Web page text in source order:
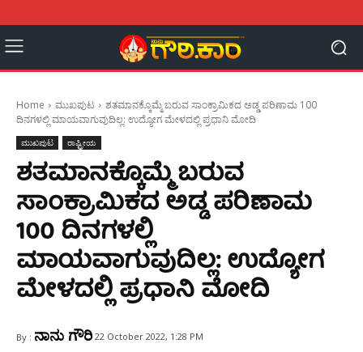
Home ಮುಖಪುಟ
ಶತಮಾನಕ್ಕೊಮ್ಮೆ ಬರುವ ಸಾಂಕ್ರಾಮಿಕದ ಅಡ್ಡ ಪರಿಣಾಮ 100
ದಿನಗಳಲ್ಲಿ ಮಾಯವಾಗುವುದಿಲ್ಲ: ಉದ್ಯೋಗ ಮೇಳದಲ್ಲಿ ಪ್ರಧಾನಿ ಮೋದಿ
ಮುಖಪುಟ ರಾಷ್ಟ್ರೀಯ
ಶತಮಾನಕ್ಕೊಮ್ಮೆ ಬರುವ
ಸಾಂಕ್ರಾಮಿಕದ ಅಡ್ಡ ಪರಿಣಾಮ
100 ದಿನಗಳಲ್ಲಿ
ಮಾಯವಾಗುವುದಿಲ್ಲ: ಉದ್ಯೋಗ
ಮೇಳದಲ್ಲಿ ಪ್ರಧಾನಿ ಮೋದಿ
By : ನಾನು ಗೌರಿ 22 October 2022, 1:28 PM